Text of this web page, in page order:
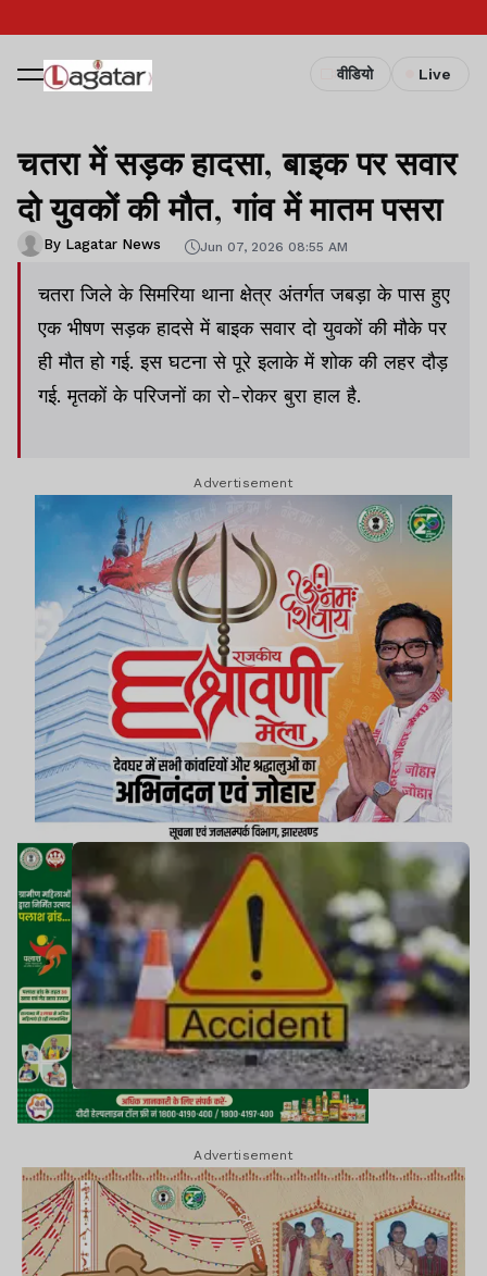
वीडियो Live
चतरा में सड़क हादसा, बाइक पर सवार
दो युवकों की मौत, गांव में मातम पसरा
By Lagatar News Jun 07, 2026 08:55 AM
चतरा जिले के सिमरिया थाना क्षेत्र अंतर्गत जबड़ा के पास हुए
एक भीषण सड़क हादसे में बाइक सवार दो युवकों की मौके पर
ही मौत हो गई. इस घटना से पूरे इलाके में शोक की लहर दौड़
गई. मृतकों के परिजनों का रो-रोकर बुरा हाल है.
Advertisement
Advertisement